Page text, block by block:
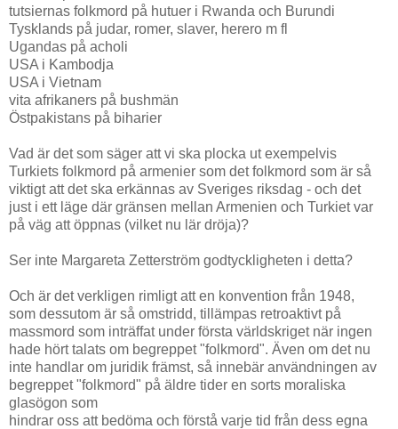
tutsiernas folkmord på hutuer i Rwanda och Burundi
Tysklands på judar, romer, slaver, herero m fl
Ugandas på acholi
USA i Kambodja
USA i Vietnam
vita afrikaners på bushmän
Östpakistans på biharier
Vad är det som säger att vi ska plocka ut exempelvis
Turkiets folkmord på armenier som det folkmord som är så
viktigt att det ska erkännas av Sveriges riksdag - och det
just i ett läge där gränsen mellan Armenien och Turkiet var
på väg att öppnas (vilket nu lär dröja)?
Ser inte Margareta Zetterström godtyckligheten i detta?
Och är det verkligen rimligt att en konvention från 1948,
som dessutom är så omstridd, tillämpas retroaktivt på
massmord som inträffat under första världskriget när ingen
hade hört talats om begreppet "folkmord". Även om det nu
inte handlar om juridik främst, så innebär användningen av
begreppet "folkmord" på äldre tider en sorts moraliska
glasögon som
hindrar oss att bedöma och förstå varje tid från dess egna